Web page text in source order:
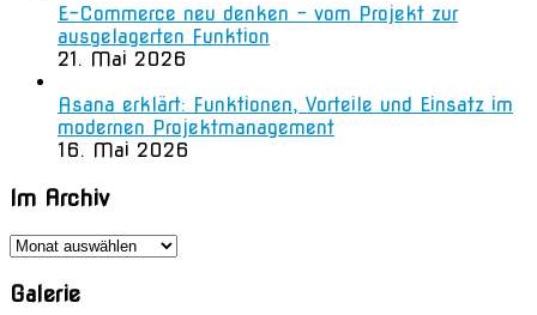
E-Commerce neu denken – vom Projekt zur
ausgelagerten Funktion
21. Mai 2026
Asana erklärt: Funktionen, Vorteile und Einsatz im
modernen Projektmanagement
16. Mai 2026
Im Archiv
Im
Galerie